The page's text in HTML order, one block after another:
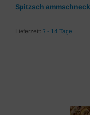
Lieferzeit: 7 - 14 Tage